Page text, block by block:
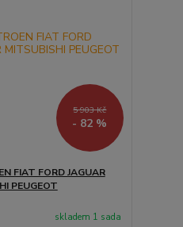
5 903 Kč
- 82 %
FIAT FORD JAGUAR
PEUGEOT
skladem 1 sada